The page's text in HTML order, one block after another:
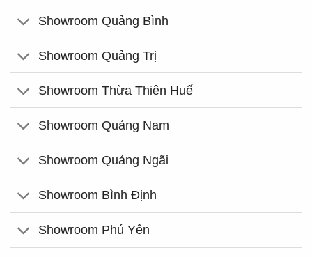
Showroom Quảng Bình
Showroom Quảng Trị
Showroom Thừa Thiên Huế
Showroom Quảng Nam
Showroom Quảng Ngãi
Showroom Bình Định
Showroom Phú Yên